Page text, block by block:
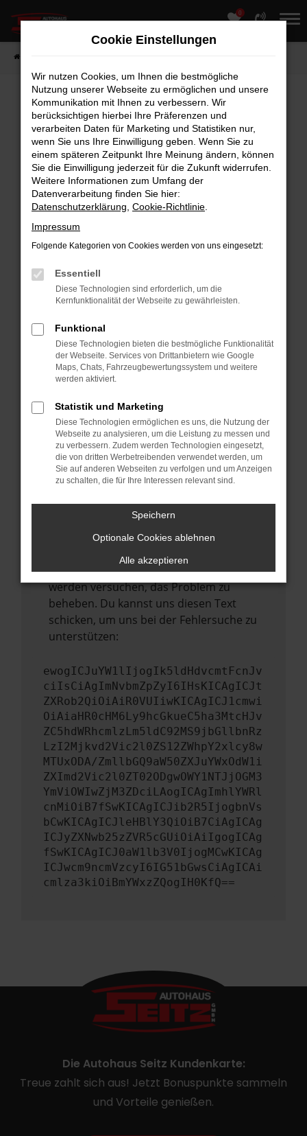
Zum
Hauptinhalt
0
Fehler: Network Error
Beim Laden ist ein Fehler aufgetreten.
Hier sind ein paar Tipps, die dir helfen können:
Überprüfe deine Firewall und deine
Internetverbindung.
deine Suchmaschine?
Manche Erweiterungen, wie Werbeblocker,
können das Laden bestimmter Seiten
verhindern. Funktioniert die Seite in einem
anderen Browser oder in einem privaten
Fenster?
Starte dein Gerät neu.
Das kann manchmal helfen,
Stelle sicher, dass dein Browser und dein
Betriebssystem auf dem neuesten Stand
sind.
Veraltete Software birgt nicht nur ein
Sicherheitsrisiko, sondern kann auch dazu
mehr unterstützt werden.
Wende dich an den Webseitenbetreiber.
Wenn du alle oben genannten Schritte
versucht hast, kontaktiere uns bitte. Wir
werden versuchen, das Problem zu
beheben. Du kannst uns diesen Text
schicken, um uns bei der Fehlersuche zu
unterstützen:
ewogICJuYW1lIjogIk5ldHdvcmtFcnJv
ciIsCiAgImNvbmZpZyI6IHsKICAgICJt
ZXRob2QiOiAiR0VUIiwKICAgICJ1cmwi
OiAiaHR0cHM6Ly9hcGkueC5ha3MtcHJv
ZC5hdWRhcmlzLm5ldC92MS9jbGllbnRz
LzI2Mjkvd2Vic2l0ZS12ZWhpY2xlcy8w
MTUxODA/ZmllbGQ9aW50ZXJuYWxOdW1i
ZXImd2Vic2l0ZT02ODgwOWY1NTJjOGM3
YmViOWIwZjM3ZDciLAogICAgImhlYWRl
cnMiOiB7fSwKICAgICJib2R5IjogbnVs
bCwKICAgICJleHBlY3QiOiB7CiAgICAg
ICJyZXNwb25zZVR5cGUiOiAiIgogICAg
fSwKICAgICJ0aW1lb3V0IjogMCwKICAg
ICJwcm9ncmVzcyI6IG51bGwsCiAgICAi
cmlza3kiOiBmYWxzZQogIH0KfQ==
Die Autohaus Seitz Kundenkarte:
Treue zahlt sich aus! Jetzt Bonuspunkte sammeln
und Vorteile genießen.
Cookie Einstellungen
Wir nutzen Cookies, um Ihnen die bestmögliche
Nutzung unserer Webseite zu ermöglichen und unsere
Kommunikation mit Ihnen zu verbessern. Wir
berücksichtigen hierbei Ihre Präferenzen und
verarbeiten Daten für Marketing und Statistiken nur,
wenn Sie uns Ihre Einwilligung geben. Wenn Sie zu
einem späteren Zeitpunkt Ihre Meinung ändern, können
Sie die Einwilligung jederzeit für die Zukunft widerrufen.
Weitere Informationen zum Umfang der
Datenverarbeitung finden Sie hier:
Datenschutzerklärung Cookie-Richtlinie
Impressum
Folgende Kategorien von Cookies werden von uns eingesetzt:
Essentiell
Diese Technologien sind erforderlich, um die
Kernfunktionalität der Webseite zu gewährleisten.
Funktional
Diese Technologien bieten die bestmögliche Funktionalität
der Webseite. Services von Drittanbietern wie Google
Maps, Chats, Fahrzeugbewertungssystem und weitere
werden aktiviert.
Statistik und Marketing
Diese Technologien ermöglichen es uns, die Nutzung der
Webseite zu analysieren, um die Leistung zu messen und
zu verbessern. Zudem werden Technologien eingesetzt,
die von dritten Werbetreibenden verwendet werden, um
Sie auf anderen Webseiten zu verfolgen und um Anzeigen
zu schalten, die für Ihre Interessen relevant sind.
Speichern
Optionale Cookies ablehnen
Alle akzeptieren